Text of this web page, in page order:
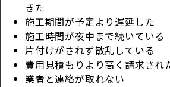
きた
施工期間が予定より遅延した
施工時間が夜中まで続いている
片付けがされず散乱している
費用見積もりより高く請求され
業者と連絡が取れない